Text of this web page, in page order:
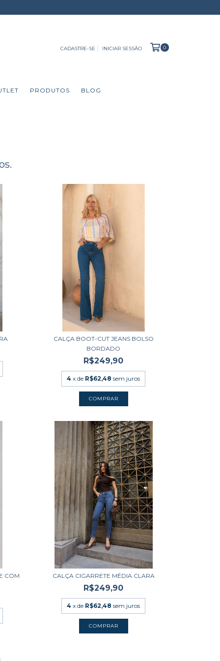
CADASTRE-SE INICIAR SESSÃO 0
PRODUTOS BLOG
CALÇA BOOT-CUT JEANS BOLSO
BORDADO
R$249,90
4 x de R$62,48 sem juros
COMPRAR
COM
CALÇA CIGARRETE MÉDIA CLARA
R$249,90
4 x de R$62,48 sem juros
COMPRAR